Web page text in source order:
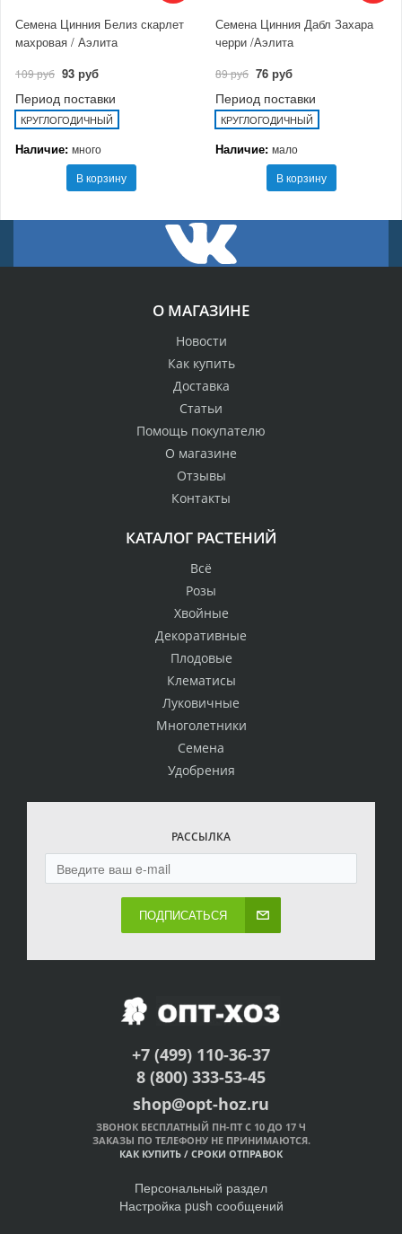
Семена Цинния Белиз скарлет
махровая / Аэлита
109 руб 93 руб
Период поставки
КРУГЛОГОДИЧНЫЙ
Наличие: много
В корзину
Семена Цинния Дабл Захара
черри /Аэлита
89 руб 76 руб
Период поставки
КРУГЛОГОДИЧНЫЙ
Наличие: мало
В корзину
О МАГАЗИНЕ
Новости
Как купить
Доставка
Статьи
Помощь покупателю
О магазине
Отзывы
Контакты
КАТАЛОГ РАСТЕНИЙ
Всё
Розы
Хвойные
Декоративные
Плодовые
Клематисы
Луковичные
Многолетники
Семена
Удобрения
РАССЫЛКА
ПОДПИСАТЬСЯ
+7 (499) 110-36-37
8 (800) 333-53-45
shop@opt-hoz.ru
ЗВОНОК БЕСПЛАТНЫЙ ПН-ПТ С 10 ДО 17 Ч
ЗАКАЗЫ ПО ТЕЛЕФОНУ НЕ ПРИНИМАЮТСЯ.
КАК КУПИТЬ / СРОКИ ОТПРАВОК
Персональный раздел
Настройка push сообщений